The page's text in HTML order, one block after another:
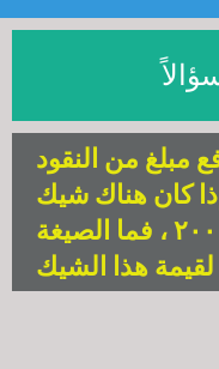
مبلغ من النقود
كان هناك شيك
قيمته + ۰ + ۹۰۰۰ + ۲۰۰۰۰ ، فما الصيغة
لقيمة هذا الشيك